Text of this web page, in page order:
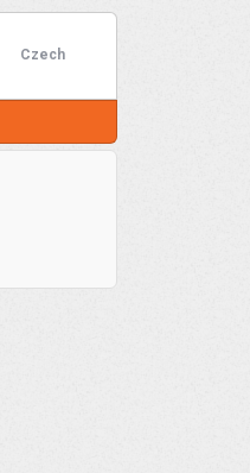
Czech